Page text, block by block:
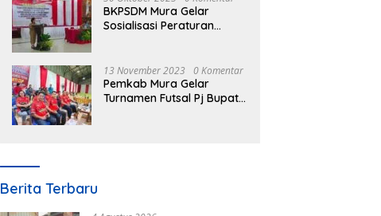
BKPSDM Mura Gelar
Sosialisasi Peraturan
13 November 2023 0 Komentar
Pemkab Mura Gelar
Turnamen Futsal Pj Bupati
Berita Terbaru